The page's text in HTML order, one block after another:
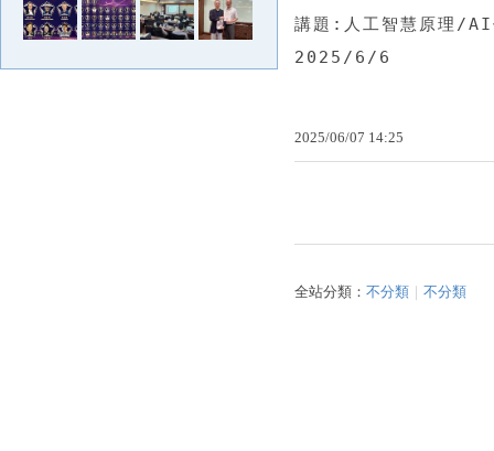
講題:人工智慧原理/AI
2025/6/6
2025/06/07 14:25
全站分類： 不分類 不分類